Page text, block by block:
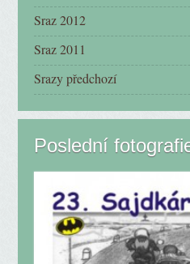
Sraz 2012
Sraz 2011
Srazy předchozí
Poslední